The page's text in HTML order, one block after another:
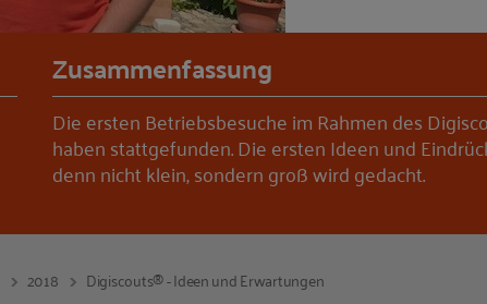
Zusammenfassung
Die ersten Betriebsbesuche im Rahmen des
haben stattgefunden. Die ersten Ideen und
denn nicht klein, sondern groß wird gedacht.
2018 Digiscouts® - Ideen und Erwartungen